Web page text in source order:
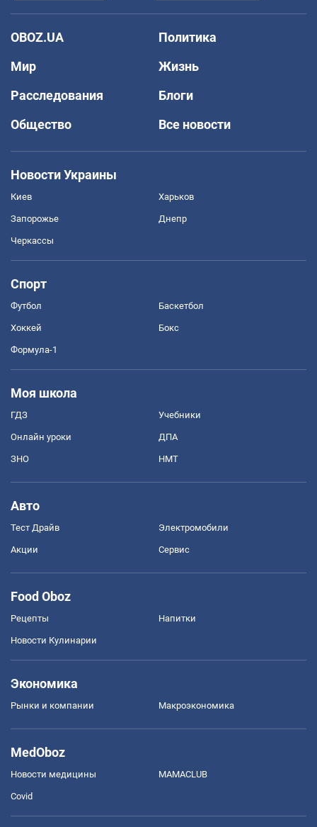
OBOZ.UA
Политика
Мир
Жизнь
Расследования
Блоги
Общество
Все новости
Новости Украины
Киев Харьков
Запорожье Днепр
Черкассы
Спорт
Футбол Баскетбол
Хоккей Бокс
Формула-1
Моя школа
ГДЗ Учебники
Онлайн уроки ДПА
ЗНО НМТ
Авто
Тест Драйв Электромобили
Акции Сервис
Food Oboz
Рецепты Напитки
Новости Кулинарии
Экономика
Рынки и компании Mакроэкономика
MedOboz
Новости медицины MAMACLUB
Covid